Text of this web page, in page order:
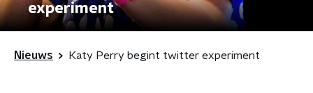
experiment
Nieuws Katy Perry begint twitter experiment